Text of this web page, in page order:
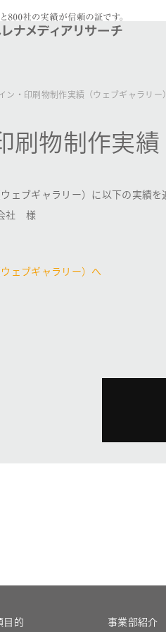
ン・印刷物制作実績（ウェブギャラリ
刷物制作実
ェブギャラリー）に以下の実績を
社 様
ェブギャラリー）へ
目的 事業部紹介